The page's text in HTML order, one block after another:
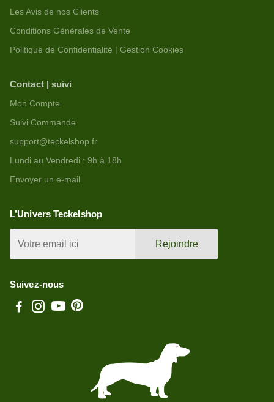
Les Avis de nos Clients
Conditions Générales de Vente
Politique de Confidentialité | Gestion Cookies
Contact | suivi
Mon Compte
Suivi Commande
support@teckelshop.fr
Lundi au Vendredi : 9h à 18h
Envoyer un e-mail
L’Univers Teckelshop
Rejoindre
Suivez-nous